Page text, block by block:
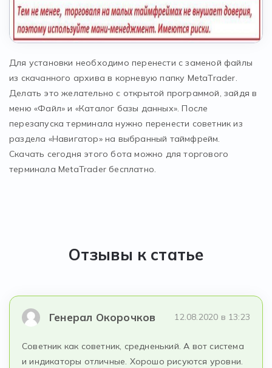
Для установки необходимо перенести с заменой файлы
из скачанного архива в корневую папку MetaTrader.
Делать это желательно с открытой программой, зайдя в
меню «Файл» и «Каталог базы данных». После
перезапуска терминала нужно перенести советник из
раздела «Навигатор» на выбранный таймфрейм.
Скачать сегодня этого бота можно для торгового
терминала MetaTrader бесплатно.
Отзывы к статье
Генерал Окорочков 12.08.2020 в 13:23
Советник как советник, средненький. А вот система
и индикаторы отличные. Хорошо рисуются уровни.